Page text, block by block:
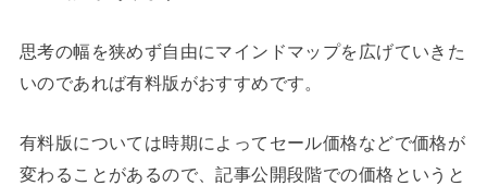
思考の幅を狭めず自由にマインドマップを広げていきた
いのであれば有料版がおすすめです。
有料版については時期によってセール価格などで価格が
変わることがあるので、記事公開段階での価格というと